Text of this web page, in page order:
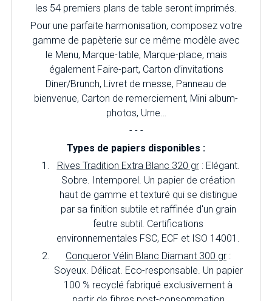
les 54 premiers plans de table seront imprimés.
Pour une parfaite harmonisation, composez votre
gamme de papèterie sur ce même modèle avec
le Menu, Marque-table, Marque-place, mais
également Faire-part, Carton d’invitations
Diner/Brunch, Livret de messe, Panneau de
bienvenue, Carton de remerciement, Mini album-
photos, Urne…
- - -
Types de papiers disponibles :
Rives Tradition Extra Blanc 320 gr: Elégant.
Sobre. Intemporel. Un papier de création
haut de gamme et texturé qui se distingue
par sa finition subtile et raffinée d'un grain
feutre subtil. Certifications
environnementales FSC, ECF et ISO 14001.
Conqueror Vélin Blanc Diamant 300 gr :
Soyeux. Délicat. Eco-responsable. Un papier
100 % recyclé fabriqué exclusivement à